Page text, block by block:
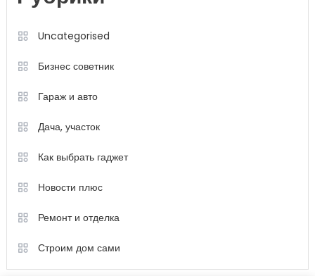
Uncategorised
Бизнес советник
Гараж и авто
Дача, участок
Как выбрать гаджет
Новости плюс
Ремонт и отделка
Строим дом сами